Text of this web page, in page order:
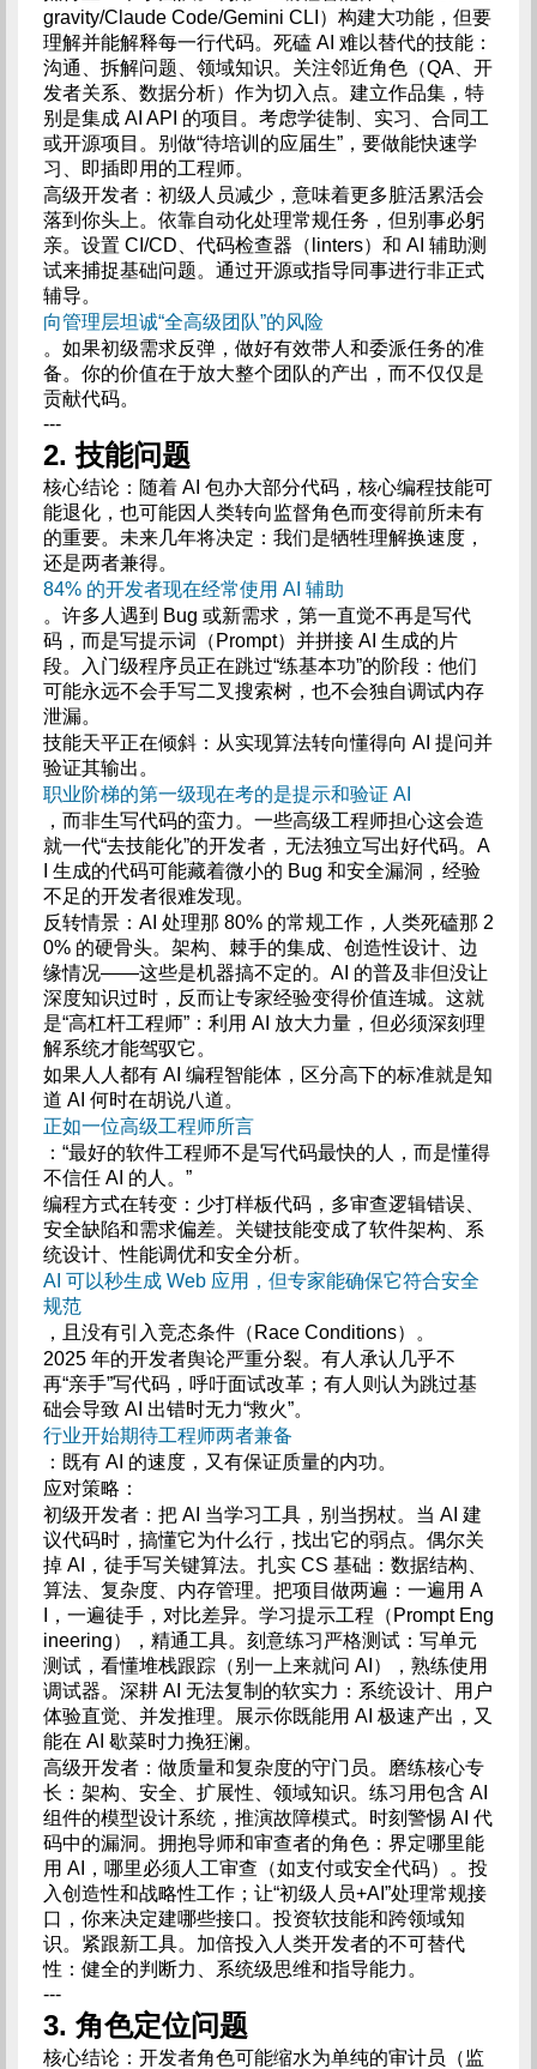
gravity/Claude Code/Gemini CLI）构建大功能，但要
理解并能解释每一行代码。死磕 AI 难以替代的技能：
沟通、拆解问题、领域知识。关注邻近角色（QA、开
发者关系、数据分析）作为切入点。建立作品集，特
别是集成 AI API 的项目。考虑学徒制、实习、合同工
或开源项目。别做“待培训的应届生”，要做能快速学
习、即插即用的工程师。
高级开发者：初级人员减少，意味着更多脏活累活会
落到你头上。依靠自动化处理常规任务，但别事必躬
亲。设置 CI/CD、代码检查器（linters）和 AI 辅助测
试来捕捉基础问题。通过开源或指导同事进行非正式
辅导。
向管理层坦诚“全高级团队”的风险
。如果初级需求反弹，做好有效带人和委派任务的准
备。你的价值在于放大整个团队的产出，而不仅仅是
贡献代码。
---
2. 技能问题
核心结论：随着 AI 包办大部分代码，核心编程技能可
能退化，也可能因人类转向监督角色而变得前所未有
的重要。未来几年将决定：我们是牺牲理解换速度，
还是两者兼得。
84% 的开发者现在经常使用 AI 辅助
。许多人遇到 Bug 或新需求，第一直觉不再是写代
码，而是写提示词（Prompt）并拼接 AI 生成的片
段。入门级程序员正在跳过“练基本功”的阶段：他们
可能永远不会手写二叉搜索树，也不会独自调试内存
泄漏。
技能天平正在倾斜：从实现算法转向懂得向 AI 提问并
验证其输出。
职业阶梯的第一级现在考的是提示和验证 AI
，而非生写代码的蛮力。一些高级工程师担心这会造
就一代“去技能化”的开发者，无法独立写出好代码。A
I 生成的代码可能藏着微小的 Bug 和安全漏洞，经验
不足的开发者很难发现。
反转情景：AI 处理那 80% 的常规工作，人类死磕那 2
0% 的硬骨头。架构、棘手的集成、创造性设计、边
缘情况——这些是机器搞不定的。AI 的普及非但没让
深度知识过时，反而让专家经验变得价值连城。这就
是“高杠杆工程师”：利用 AI 放大力量，但必须深刻理
解系统才能驾驭它。
如果人人都有 AI 编程智能体，区分高下的标准就是知
道 AI 何时在胡说八道。
正如一位高级工程师所言
：“最好的软件工程师不是写代码最快的人，而是懂得
不信任 AI 的人。”
编程方式在转变：少打样板代码，多审查逻辑错误、
安全缺陷和需求偏差。关键技能变成了软件架构、系
统设计、性能调优和安全分析。
AI 可以秒生成 Web 应用，但专家能确保它符合安全
规范
，且没有引入竞态条件（Race Conditions）。
2025 年的开发者舆论严重分裂。有人承认几乎不
再“亲手”写代码，呼吁面试改革；有人则认为跳过基
础会导致 AI 出错时无力“救火”。
行业开始期待工程师两者兼备
：既有 AI 的速度，又有保证质量的内功。
应对策略：
初级开发者：把 AI 当学习工具，别当拐杖。当 AI 建
议代码时，搞懂它为什么行，找出它的弱点。偶尔关
掉 AI，徒手写关键算法。扎实 CS 基础：数据结构、
算法、复杂度、内存管理。把项目做两遍：一遍用 A
I，一遍徒手，对比差异。学习提示工程（Prompt Eng
ineering），精通工具。刻意练习严格测试：写单元
测试，看懂堆栈跟踪（别一上来就问 AI），熟练使用
调试器。深耕 AI 无法复制的软实力：系统设计、用户
体验直觉、并发推理。展示你既能用 AI 极速产出，又
能在 AI 歇菜时力挽狂澜。
高级开发者：做质量和复杂度的守门员。磨练核心专
长：架构、安全、扩展性、领域知识。练习用包含 AI
组件的模型设计系统，推演故障模式。时刻警惕 AI 代
码中的漏洞。拥抱导师和审查者的角色：界定哪里能
用 AI，哪里必须人工审查（如支付或安全代码）。投
入创造性和战略性工作；让“初级人员+AI”处理常规接
口，你来决定建哪些接口。投资软技能和跨领域知
识。紧跟新工具。加倍投入人类开发者的不可替代
性：健全的判断力、系统级思维和指导能力。
---
3. 角色定位问题
核心结论：开发者角色可能缩水为单纯的审计员（监